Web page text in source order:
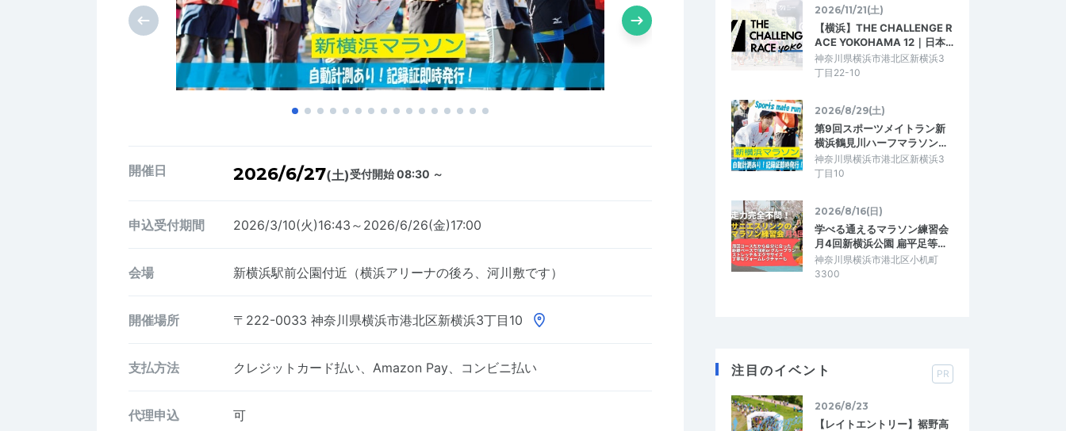
開催日 2026/6/27(土)受付開始 08:30 ～
申込受付期間 2026/3/10(火)16:43～2026/6/26(金)17:00
会場 新横浜駅前公園付近（横浜アリーナの後ろ、河川敷です）
開催場所 〒222-0033 神奈川県横浜市港北区新横浜3丁目10
支払方法 クレジットカード払い、Amazon Pay、コンビニ払い
代理申込 可
2026/11/21(土)
【横浜】THE CHALLENGE R
ACE YOKOHAMA 12｜日本…
神奈川県横浜市港北区新横浜3
丁目22-10
2026/8/29(土)
第9回スポーツメイトラン新
横浜鶴見川ハーフマラソン…
神奈川県横浜市港北区新横浜3
丁目10
2026/8/16(日)
学べる通えるマラソン練習会
月4回新横浜公園 扁平足等…
神奈川県横浜市港北区小机町
3300
注目のイベント PR
2026/8/23
【レイトエントリー】裾野高